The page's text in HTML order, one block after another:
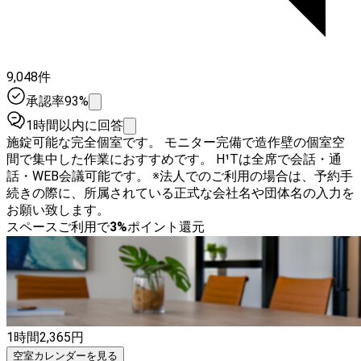
9,048件
承認率93%
1時間以内に回答
施錠可能な完全個室です。 モニター完備で造作壁の個室空
間で集中した作業におすすめです。 H¹Tは全席で会話・通
話・WEB会議可能です。 ※法人でのご利用の場合は、予約手
続きの際に、所属されている正式な会社名や団体名の入力を
お願い致します。
スペースご利用で3%ポイント還元
1時間2,365円
空室カレンダーを見る